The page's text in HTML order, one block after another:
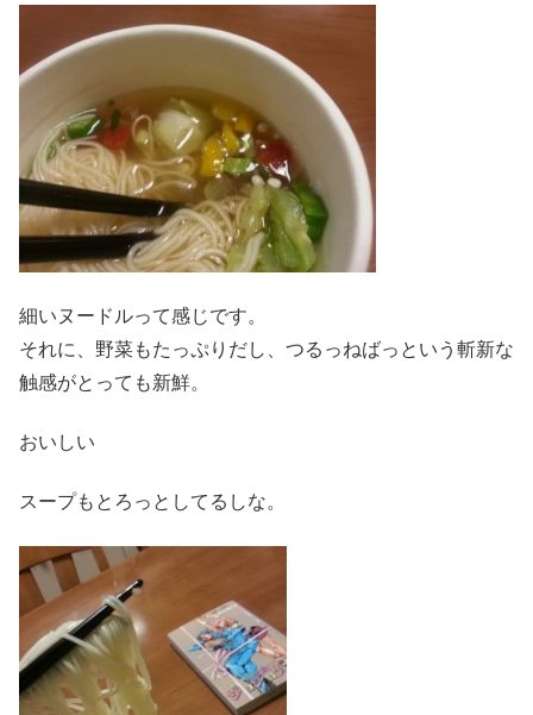
細いヌードルって感じです。
それに、野菜もたっぷりだし、つるっねばっという斬新な
触感がとっても新鮮。
おいしい
スープもとろっとしてるしな。